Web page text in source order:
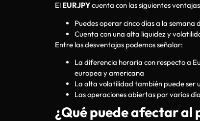
El EURJPYcuenta con las siguientes
Puedes operar cinco días a la semana
Cuenta con una alta liquidez y
Entre las desventajas podemos señalar:
La diferencia horaria con respecto a
europea y americana
La alta volatilidad también puede ser
Las operaciones abiertas por varios
¿Qué puede afectar al